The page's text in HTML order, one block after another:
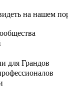
на нашем
для Грандов